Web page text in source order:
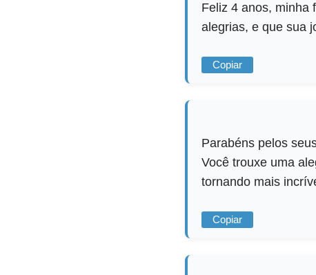
Feliz 4 anos, minha
alegrias, e que sua
Copiar
Parabéns pelos
Você trouxe uma
tornando mais
Copiar